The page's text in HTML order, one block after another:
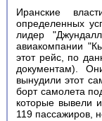
Иранские
определенных
лидер
авиакомпании
этот рейс, по
документам).
вынудили этот
борт самолета
которые вывели
119 пассажиров,